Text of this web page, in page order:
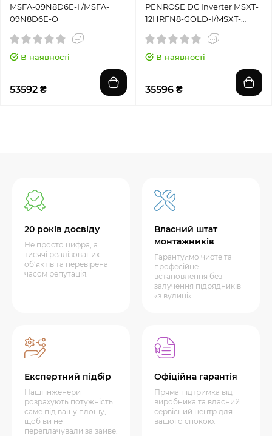
MSFA-09N8D6E-I /MSFA-
09N8D6E-O
В наявності
53592 ₴
PENROSE DC Inverter MSXT-
12HRFN8-GOLD-I/MSXT-
В наявності
35596 ₴
20 років досвіду
Не просто цифра, а
тисячі реалізованих
об’єктів та перевірена
часом репутація.
Власний штат
монтажників
Гарантуємо чисте та
професійне
встановлення без
залучення підрядників
«з вулиці»
Експертний підбір
Наші інженери
розрахують потужність
саме під вашу площу,
щоб ви не
переплачували за зайве.
Офіційна гарантія
Пряма підтримка від
виробника та власний
сервісний центр для
вашого спокою.